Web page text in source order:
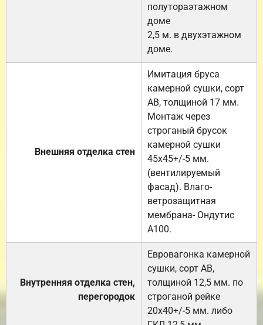
полутораэтажном
доме
2,5 м. в двухэтажном
доме.
Внешняя отделка стен
Имитация бруса
камерной сушки, сорт
АВ, толщиной 17 мм.
Монтаж через
строганый брусок
камерной сушки
45х45+/-5 мм.
(вентилируемый
фасад). Влаго-
ветрозащитная
мембрана- Ондутис
А100.
Внутренняя отделка стен,
перегородок
Евровагонка камерной
сушки, сорт АВ,
толщиной 12,5 мм. по
строганой рейке
20х40+/-5 мм. либо